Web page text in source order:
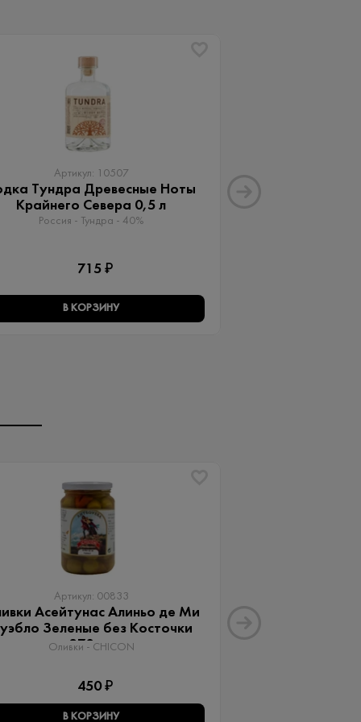
Артикул: 10507
Тундра Древесные Ноты
Крайнего Севера 0,5 л
Россия - Тундра - 40%
715 ₽
В КОРЗИНУ
Артикул: 00833
Асейтунас Алиньо де Ми
Зеленые без Косточки
370 мл
Оливки - CHICON
450 ₽
В КОРЗИНУ